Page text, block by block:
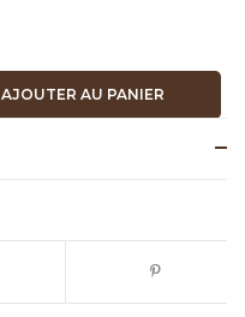
AJOUTER AU PANIER